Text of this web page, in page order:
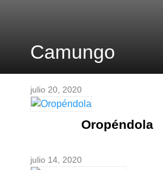
Camungo
julio 20, 2020
Oropéndola
julio 14, 2020